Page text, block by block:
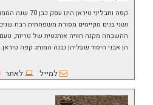
ושני בנים מקיימים מסורת משפחתית רבת
ההשבחה מקנה חוויה אותנטית של טריות, טעם
הן אבני היסוד שעליהן נבנה המותג קפה טיראן.
למייל לאתר